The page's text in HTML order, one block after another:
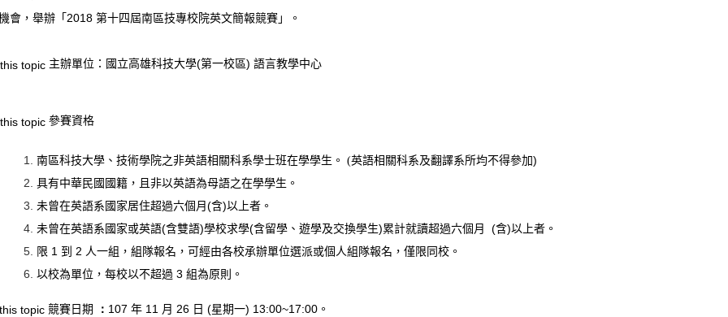
會，舉辦「 2018 第十四屆南區技專校院英文簡報競賽」。
主辦單位： 國立高雄科技大學(第一校區) 語言教學中心
參賽資格
南區科技大學、技術學院之非英語相關科系學士班在學學生。 (英語相關科系及翻譯系所均不得參加)
具有中華民國國籍，且非以英語為母語之在學學生。
未曾在英語系國家居住超過六個月 (含)以上者。
未曾在英語系國家或英語(含雙語)學校求學(含留學、遊學及交換學生)累計就讀超過六個月 (含)以上者。
限 1 到 2 人一組，組隊報名，可經由各校承辦單位選派或個人組隊報名，僅限同校。
以校為單位，每校以不超過 3 組為原則。
競賽日期 ： 107 年 11 月 26 日 (星期一) 13:00~17:00 。